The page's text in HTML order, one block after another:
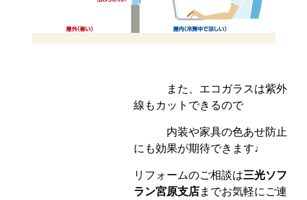
また、エコガラスは紫外
線もカットできるので
内装や家具の色あせ防止
にも効果が期待できます♩
リフォームのご相談は三光ソフ
ラン宮原支店までお気軽にご連